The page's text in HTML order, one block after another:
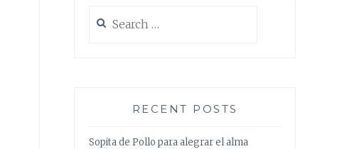
for:
RECENT POSTS
Sopita de Pollo para alegrar el alma